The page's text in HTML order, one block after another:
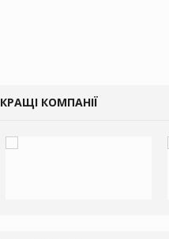
КРАЩІ КОМПАНІЇ